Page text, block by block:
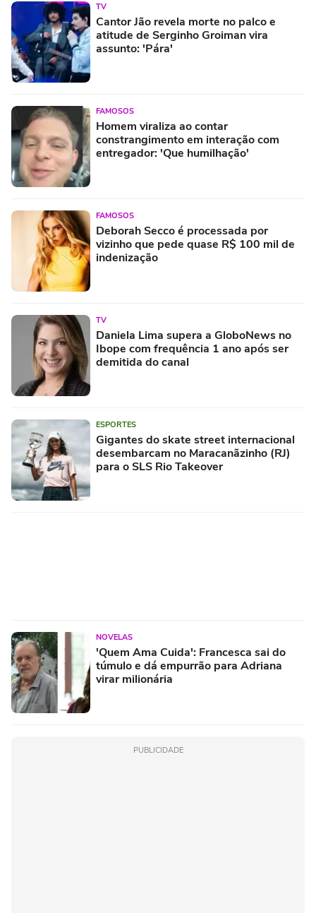
TV
Cantor Jão revela morte no palco e
atitude de Serginho Groiman vira
assunto: 'Pára'
FAMOSOS
Homem viraliza ao contar
constrangimento em interação com
entregador: 'Que humilhação'
FAMOSOS
Deborah Secco é processada por
vizinho que pede quase R$ 100 mil de
indenização
TV
Daniela Lima supera a GloboNews no
Ibope com frequência 1 ano após ser
demitida do canal
ESPORTES
Gigantes do skate street internacional
desembarcam no Maracanãzinho (RJ)
para o SLS Rio Takeover
NOVELAS
'Quem Ama Cuida': Francesca sai do
túmulo e dá empurrão para Adriana
virar milionária
PUBLICIDADE